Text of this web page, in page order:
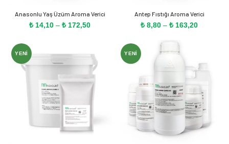
Anasonlu Yaş Üzüm Aroma Verici
₺ 14,10 – ₺ 172,50Fiyat
₺ 172,50
Antep Fıstığı Aroma Verici
₺ 8,80 – ₺ 163,20Fiyat
YENI YENI